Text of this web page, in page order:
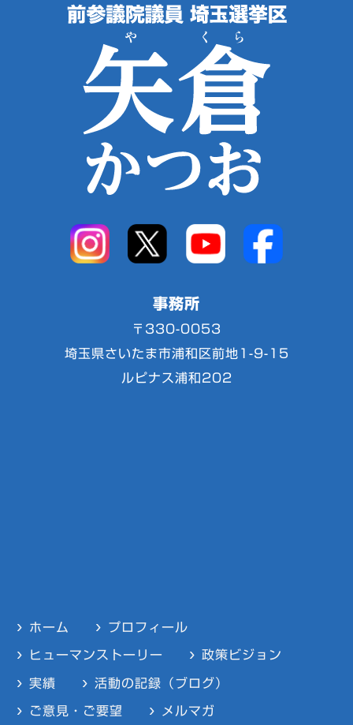
事務所
〒330-0053
埼玉県さいたま市浦和区前地1-9-15
ルピナス浦和202
ホーム プロフィール
ヒューマンストーリー 政策ビジョン
実績 活動の記録（ブログ）
ご意見・ご要望 メルマガ